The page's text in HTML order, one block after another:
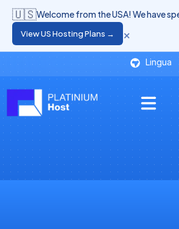
Lingua
🇺🇸Welcome from the USA! We have
View US Hosting Plans → ×